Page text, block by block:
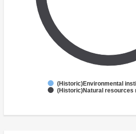
(Historic)Environmental
(Historic)Natural resources